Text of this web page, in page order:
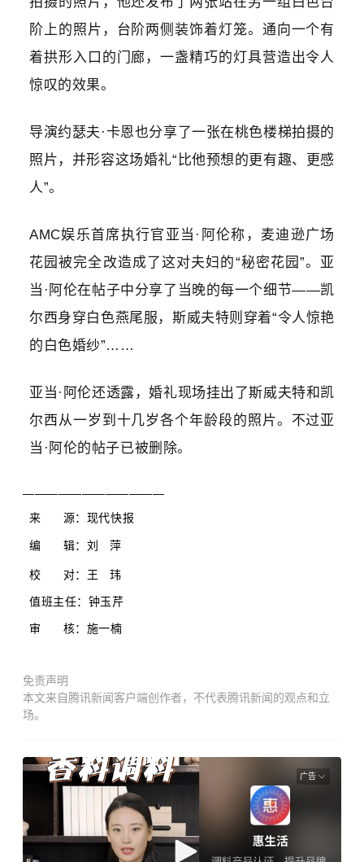
阶上的照片，台阶两侧装饰着灯笼。通向一个有
着拱形入口的门廊，一盏精巧的灯具营造出令人
惊叹的效果。
导演约瑟夫·卡恩也分享了一张在桃色楼梯拍摄的
照片，并形容这场婚礼“比他预想的更有趣、更感
人”。
AMC娱乐首席执行官亚当·阿伦称，麦迪逊广场
花园被完全改造成了这对夫妇的“秘密花园”。亚
当·阿伦在帖子中分享了当晚的每一个细节——凯
尔西身穿白色燕尾服，斯威夫特则穿着“令人惊艳
的白色婚纱”……
亚当·阿伦还透露，婚礼现场挂出了斯威夫特和凯
尔西从一岁到十几岁各个年龄段的照片。不过亚
当·阿伦的帖子已被删除。
————————————
来 源：现代快报
编 辑：刘 萍
校 对：王 玮
值班主任： 钟玉芹
审 核：施一楠
免责声明
本文来自腾讯新闻客户端创作者，不代表腾讯新闻的观点和立
场。
广告